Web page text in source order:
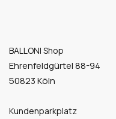
BALLONI Shop
Ehrenfeldgürtel 88-94
50823 Köln
Kundenparkplatz